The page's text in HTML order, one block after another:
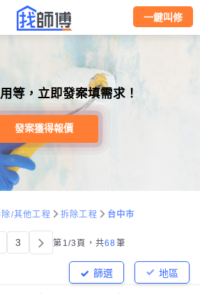
一鍵叫修
等，立即發案填需求！
發案獲得報價
/其他工程 拆除工程 台中市
3 第1/3頁， 共68筆
地區
篩選